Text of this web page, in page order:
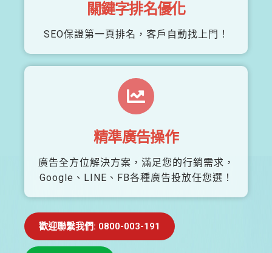
關鍵字排名優化
SEO保證第一頁排名，客戶自動找上門！
精準廣告操作
廣告全方位解決方案，滿足您的行銷需求，
Google、LINE、FB各種廣告投放任您選！
歡迎聯繫我們: 0800-003-191